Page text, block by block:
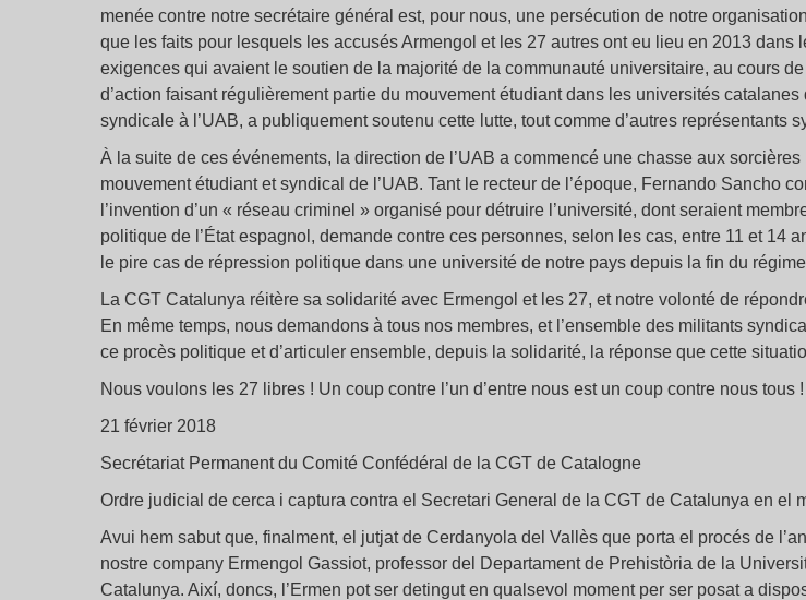
menée contre notre secrétaire général est, pour nous, une persécution de notre
que les faits pour lesquels les accusés Armengol et les 27 autres ont eu lieu en 2013 dans
exigences qui avaient le soutien de la majorité de la communauté universitaire, au cours
d’action faisant régulièrement partie du mouvement étudiant dans les universités
syndicale à l’UAB, a publiquement soutenu cette lutte, tout comme d’autres représentants
À la suite de ces événements, la direction de l’UAB a commencé une chasse aux
mouvement étudiant et syndical de l’UAB. Tant le recteur de l’époque, Fernando Sancho
l’invention d’un « réseau criminel » organisé pour détruire l’université, dont seraient
politique de l’État espagnol, demande contre ces personnes, selon les cas, entre 11 et
le pire cas de répression politique dans une université de notre pays depuis la fin du
La CGT Catalunya réitère sa solidarité avec Ermengol et les 27, et notre volonté de
En même temps, nous demandons à tous nos membres, et l’ensemble des militants
ce procès politique et d’articuler ensemble, depuis la solidarité, la réponse que cette
Nous voulons les 27 libres ! Un coup contre l’un d’entre nous est un coup contre nous tous !
21 février 2018
Secrétariat Permanent du Comité Confédéral de la CGT de Catalogne
Ordre judicial de cerca i captura contra el Secretari General de la CGT de Catalunya en el
Avui hem sabut que, finalment, el jutjat de Cerdanyola del Vallès que porta el procés de
nostre company Ermengol Gassiot, professor del Departament de Prehistòria de la
Catalunya. Així, doncs, l’Ermen pot ser detingut en qualsevol moment per ser posat a